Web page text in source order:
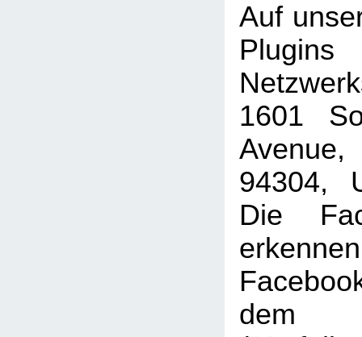
Auf
Plugins
1601
94304,
Die
dem